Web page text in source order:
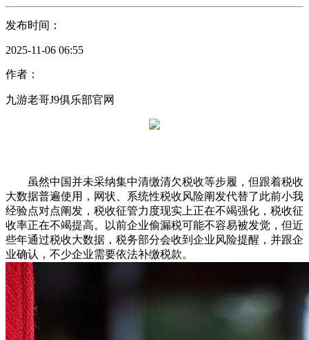
发布时间：
2025-11-06 06:55
作者：
九游老哥J9俱乐部官网
虽然中国并未采纳集中清缴清欠税收等步履，但跟着税收
大数据普遍使用，网状、系统性税收风险阐发代替了此前小我
经验点对点阐发，税收征管力度现实上正在不竭强化，税收征
收率正在不竭提高。以前企业偷漏税可能不容易被发觉，但近
些年通过税收大数据，税务部分会收到企业风险提醒，并跟企
业确认，不少企业需要依法补缴税款。